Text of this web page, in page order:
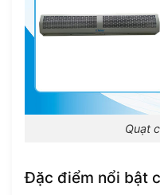
Quạt
Đặc điểm nổi bật